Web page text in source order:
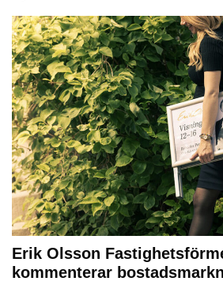
Erik Olsson
kommenterar